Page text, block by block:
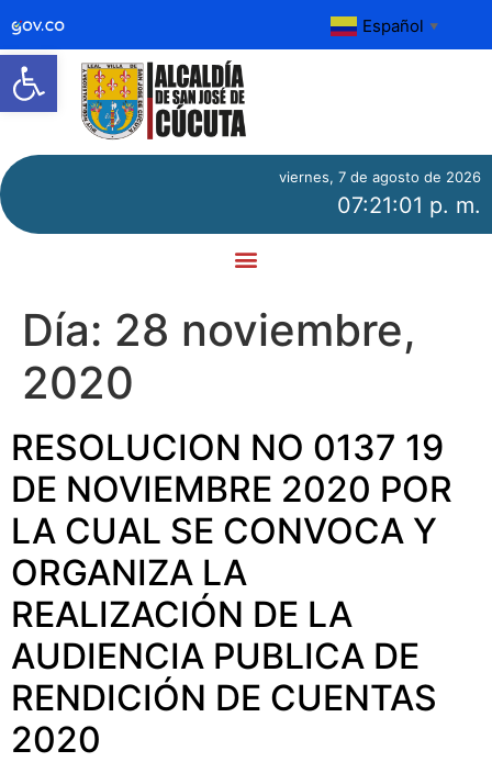
Abrir barra de herramientas
Español ▼
viernes, 7 de agosto de 2026
07:21:01 p. m.
Día: 28 noviembre,
2020
RESOLUCION NO 0137 19
DE NOVIEMBRE 2020 POR
LA CUAL SE CONVOCA Y
ORGANIZA LA
REALIZACIÓN DE LA
AUDIENCIA PUBLICA DE
RENDICIÓN DE CUENTAS
2020